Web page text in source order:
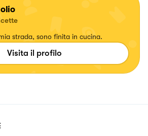
strada, sono finita in cucina.
Visita il profilo